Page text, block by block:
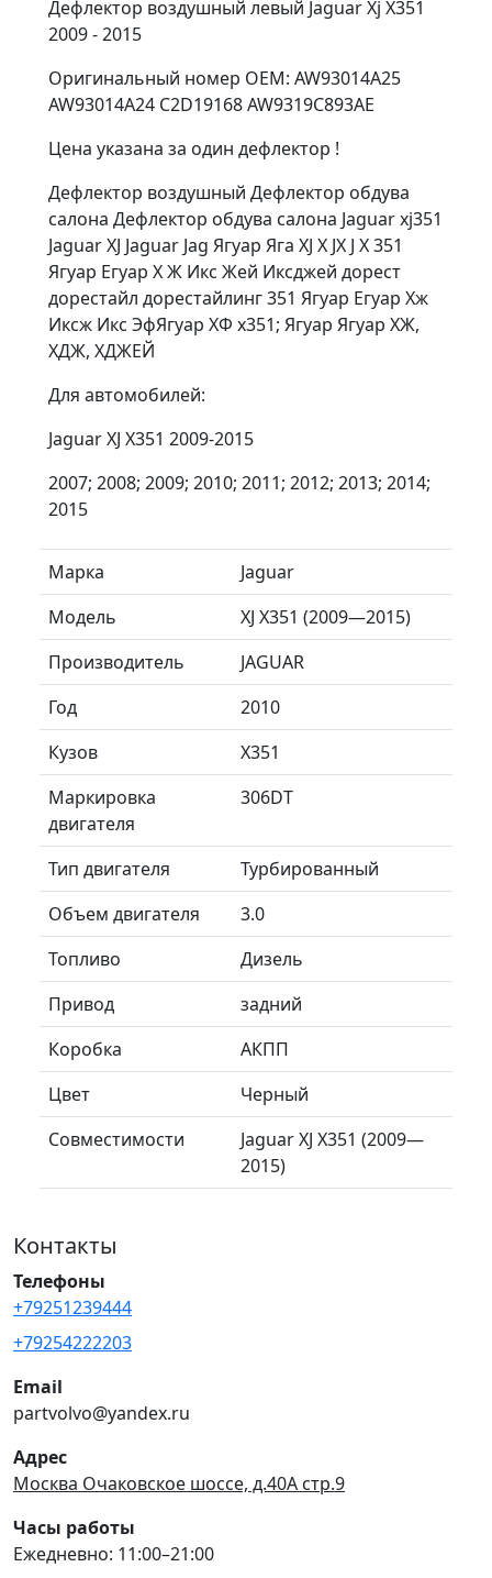
Дефлектор воздушный левый Jaguar Xj X351
2009 - 2015
Оригинальный номер OEM: AW93014A25
AW93014A24 C2D19168 AW9319C893AE
Цена указана за один дефлектор !
Дефлектор воздушный Дефлектор обдува
салона Дефлектор обдува салона Jaguar xj351
Jaguar XJ Jaguar Jag Ягуар Яга XJ X JX J Х 351
Ягуар Егуар Х Ж Икс Жей Иксджей дорест
дорестайл дорестайлинг 351 Ягуар Егуар Хж
Иксж Икс ЭфЯгуар ХФ x351; Ягуар Ягуар ХЖ,
ХДЖ, ХДЖЕЙ
Для автомобилей:
Jaguar XJ X351 2009-2015
2007; 2008; 2009; 2010; 2011; 2012; 2013; 2014;
2015
Марка
Jaguar
Модель
XJ X351 (2009—2015)
Производитель
JAGUAR
Год
2010
Кузов
X351
Маркировка
двигателя
306DT
Тип двигателя
Турбированный
Объем двигателя
3.0
Топливо
Дизель
Привод
задний
Коробка
АКПП
Цвет
Черный
Совместимости
Jaguar XJ X351 (2009—
2015)
Контакты
Телефоны
+79251239444
+79254222203
Email
partvolvo@yandex.ru
Адрес
Москва Очаковское шоссе, д.40А стр.9
Часы работы
Ежедневно: 11:00–21:00